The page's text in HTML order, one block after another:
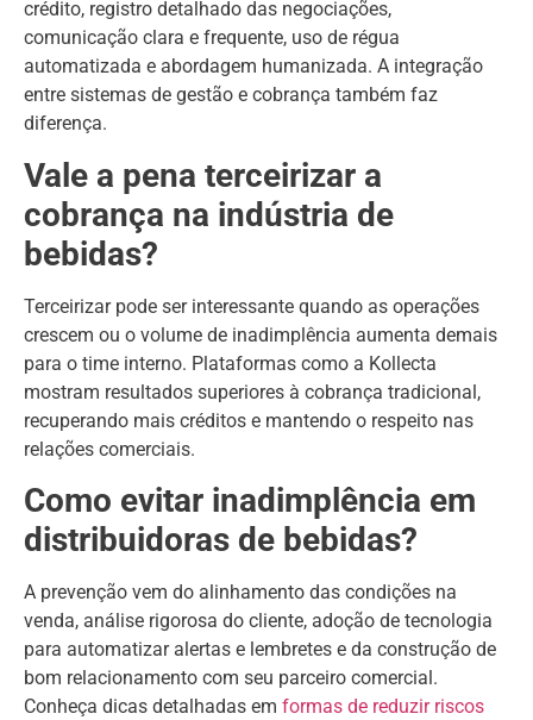
crédito, registro detalhado das negociações,
comunicação clara e frequente, uso de régua
automatizada e abordagem humanizada. A integração
entre sistemas de gestão e cobrança também faz
diferença.
Vale a pena terceirizar a
cobrança na indústria de
bebidas?
Terceirizar pode ser interessante quando as operações
crescem ou o volume de inadimplência aumenta demais
para o time interno. Plataformas como a Kollecta
mostram resultados superiores à cobrança tradicional,
recuperando mais créditos e mantendo o respeito nas
relações comerciais.
Como evitar inadimplência em
distribuidoras de bebidas?
A prevenção vem do alinhamento das condições na
venda, análise rigorosa do cliente, adoção de tecnologia
para automatizar alertas e lembretes e da construção de
bom relacionamento com seu parceiro comercial.
Conheça dicas detalhadas em formas de reduzir riscos